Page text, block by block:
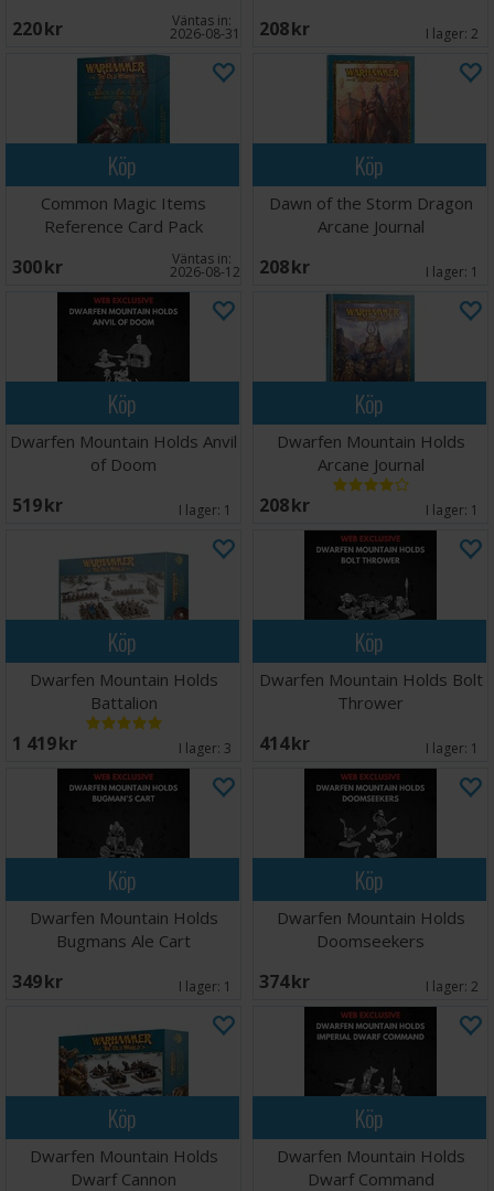
220 SEK Väntas in:
2026-08-31 208 SEK I lager: 2
Köp
Common Magic Items
Reference Card Pack
300 SEK Väntas in:
2026-08-12
Köp
Dawn of the Storm Dragon
Arcane Journal
208 SEK I lager: 1
Köp
Dwarfen Mountain Holds Anvil
of Doom
519 SEK I lager: 1
Köp
Dwarfen Mountain Holds
Arcane Journal
208 SEK I lager: 1
Köp
Dwarfen Mountain Holds
Battalion
1 419 SEK I lager: 3
Köp
Dwarfen Mountain Holds Bolt
Thrower
414 SEK I lager: 1
Köp
Dwarfen Mountain Holds
Bugmans Ale Cart
349 SEK I lager: 1
Köp
Dwarfen Mountain Holds
Doomseekers
374 SEK I lager: 2
Köp
Dwarfen Mountain Holds
Dwarf Cannon
Köp
Dwarfen Mountain Holds
Dwarf Command